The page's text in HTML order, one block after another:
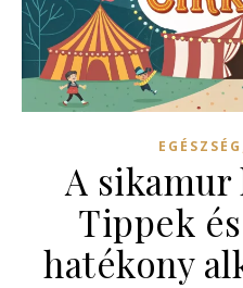
EGÉSZSÉG
A sikamur
Tippek
hatékony